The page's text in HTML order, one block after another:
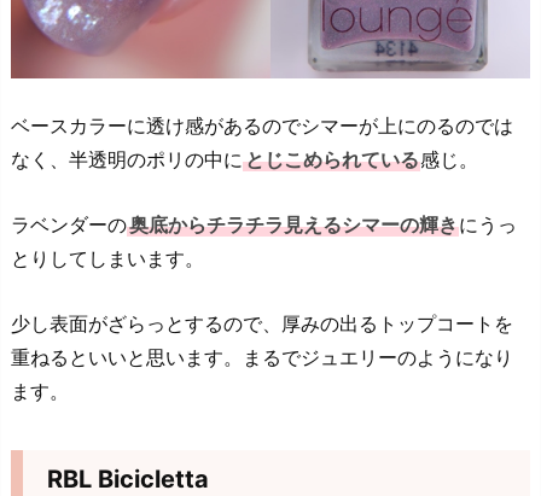
ベースカラーに透け感があるのでシマーが上にのるのでは
なく、半透明のポリの中にとじこめられている感じ。
ラベンダーの奥底からチラチラ見えるシマーの輝きにうっ
とりしてしまいます。
少し表面がざらっとするので、厚みの出るトップコートを
重ねるといいと思います。まるでジュエリーのようになり
ます。
RBL Bicicletta